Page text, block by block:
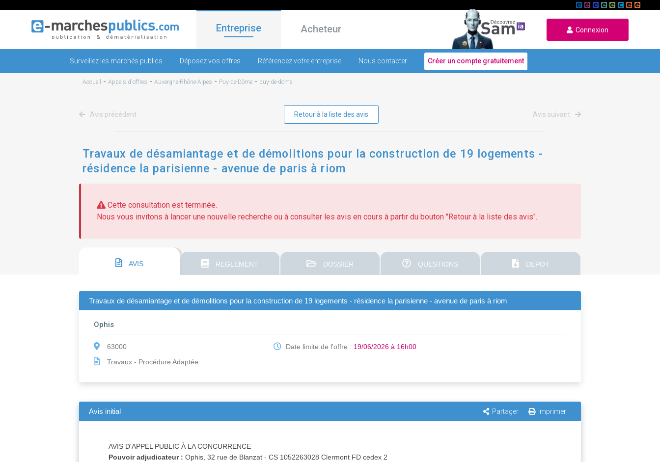
Entreprise Acheteur Connexion
Surveillez les marchés publics Déposez vos offres Référencez votre entreprise Nous contacter Créer un compte gratuitement
Accueil - Appels d'offres - Auvergne-Rhône-Alpes - Puy-de-Dôme - puy-de-dome
Avis précédent Retour à la liste des avis Avis suivant
Travaux de désamiantage et de démolitions pour la construction de 19 logements -
résidence la parisienne - avenue de paris à riom
Cette consultation est terminée.
Nous vous invitons à lancer une nouvelle recherche ou à consulter les avis en cours à partir du bouton "Retour à la liste des avis".
AVIS REGLEMENT DOSSIER QUESTIONS DEPOT
Travaux de désamiantage et de démolitions pour la construction de 19 logements - résidence la parisienne - avenue de paris à riom
Ophis
63000
Travaux - Procédure Adaptée
Date limite de l'offre : 19/06/2026 à 16h00
Avis initial Partager Imprimer
AVIS D'APPEL PUBLIC À LA CONCURRENCE
Pouvoir adjudicateur : Ophis, 32 rue de Blanzat - CS 1052263028 Clermont FD cedex 2